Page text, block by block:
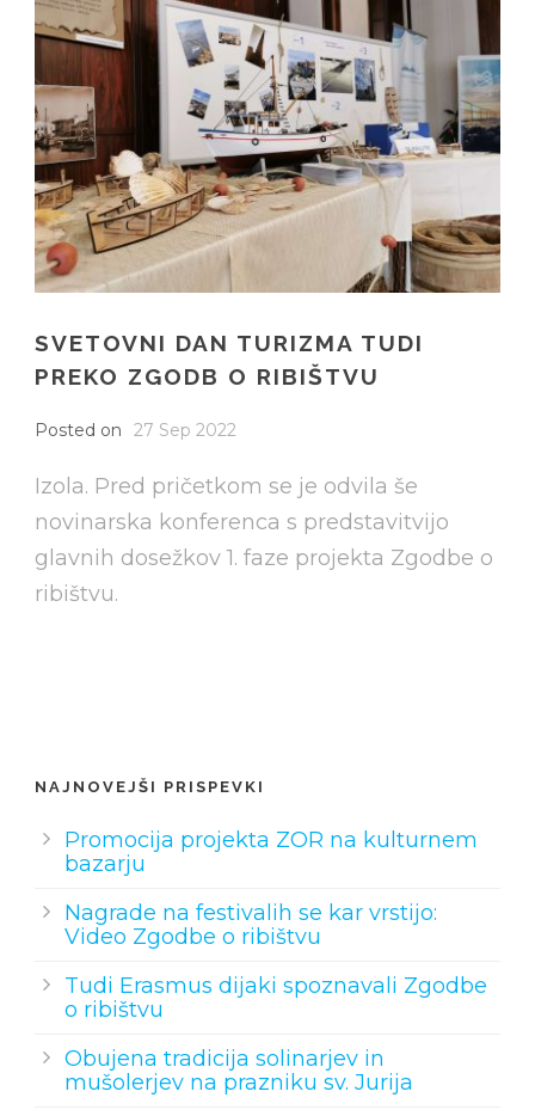
IT
SVETOVNI DAN TURIZMA TUDI
PREKO ZGODB O RIBIŠTVU
Posted on 27 Sep 2022
Izola. Pred pričetkom se je odvila še
novinarska konferenca s predstavitvijo
glavnih dosežkov 1. faze projekta Zgodbe o
ribištvu.
NAJNOVEJŠI PRISPEVKI
Promocija projekta ZOR na kulturnem
bazarju
Nagrade na festivalih se kar vrstijo:
Video Zgodbe o ribištvu
Tudi Erasmus dijaki spoznavali Zgodbe
o ribištvu
Obujena tradicija solinarjev in
mušolerjev na prazniku sv. Jurija